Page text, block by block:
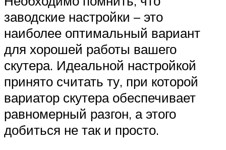
заводские настройки – это
наиболее оптимальный вариант
для хорошей работы вашего
скутера. Идеальной настройкой
принято считать ту, при которой
вариатор скутера обеспечивает
равномерный разгон, а этого
добиться не так и просто.